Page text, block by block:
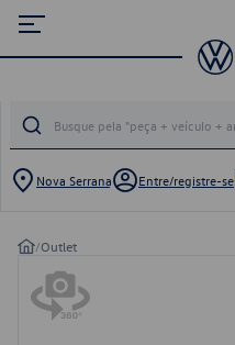
Nova Serrana Entre/registre-se
/Outlet